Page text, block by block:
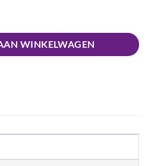
aantal
WINKELWAGEN